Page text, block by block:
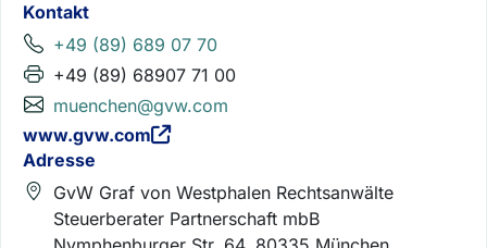
Kontakt
+49 (89) 689 07 70
+49 (89) 68907 71 00
muenchen@gvw.com
www.gvw.com
Adresse
GvW Graf von Westphalen Rechtsanwälte
Steuerberater Partnerschaft mbB